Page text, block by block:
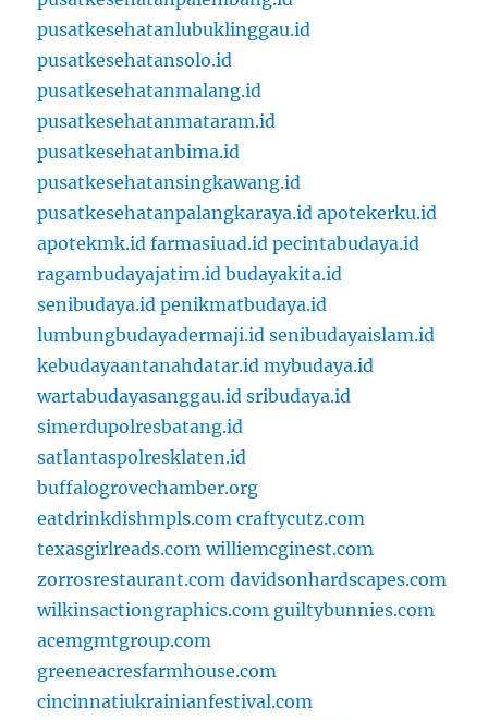
pusatkesehatanlubuklinggau.id
pusatkesehatansolo.id
pusatkesehatanmalang.id
pusatkesehatanmataram.id
pusatkesehatanbima.id
pusatkesehatansingkawang.id
pusatkesehatanpalangkaraya.id apotekerku.id
apotekmk.id farmasiuad.id pecintabudaya.id
ragambudayajatim.id budayakita.id
senibudaya.id penikmatbudaya.id
lumbungbudayadermaji.id senibudayaislam.id
kebudayaantanahdatar.id mybudaya.id
wartabudayasanggau.id sribudaya.id
simerdupolresbatang.id
satlantaspolresklaten.id
buffalogrovechamber.org
eatdrinkdishmpls.com craftycutz.com
texasgirlreads.com williemcginest.com
zorrosrestaurant.com davidsonhardscapes.com
wilkinsactiongraphics.com guiltybunnies.com
acemgmtgroup.com
greeneacresfarmhouse.com
cincinnatiukrainianfestival.com